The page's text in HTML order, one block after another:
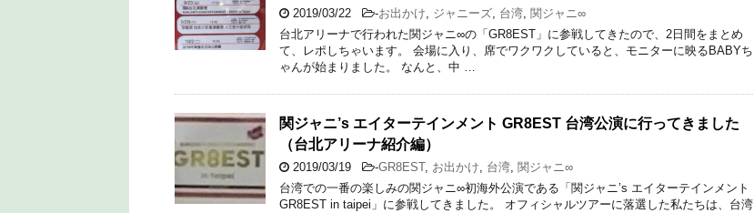
2019/03/22 -お出かけ, ジャニーズ, 台湾, 関ジャニ∞
台北アリーナで行われた関ジャニ∞の「GR8EST」に参戦してきたので、2日間をまとめ
て、レポしちゃいます。 会場に入り、席でワクワクしていると、モニターに映るBABYち
ゃんが始まりました。 なんと、中 …
関ジャニ’s エイターテインメント GR8EST 台湾公演に行ってきました
（台北アリーナ紹介編）
2019/03/19 -GR8EST, お出かけ, 台湾, 関ジャニ∞
台湾での一番の楽しみの関ジャニ∞初海外公演である「関ジャニ’s エイターテインメント
GR8EST in taipei」に参戦してきました。 オフィシャルツアーに落選した私たちは、台湾